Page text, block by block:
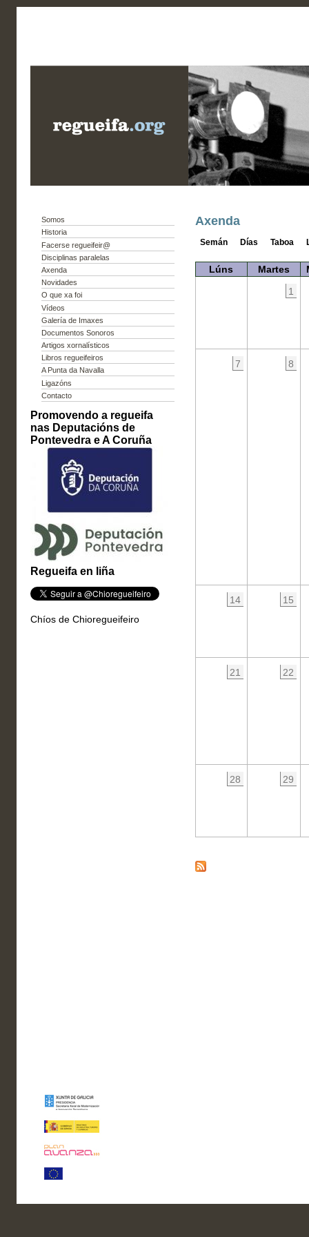
Somos
Historia
Facerse regueifeir@
Disciplinas paralelas
Axenda
Novidades
O que xa foi
Vídeos
Galería de Imaxes
Documentos Sonoros
Artigos xornalísticos
Libros regueifeiros
A Punta da Navalla
Ligazóns
Contacto
Promovendo a regueifa
nas Deputacións de
Pontevedra e A Coruña
Regueifa en liña
Chíos de Chioregueifeiro
Axenda
Semán Días Taboa
Lúns Martes
1
7 8
14 15
21 22
28 29